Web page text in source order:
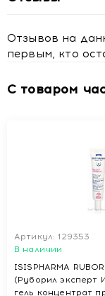
Отзывов на
первым, кто
С товаром
Артикул: 129353
В наличии
ISISPHARMA
(Руборил эксперт
гель концентрат